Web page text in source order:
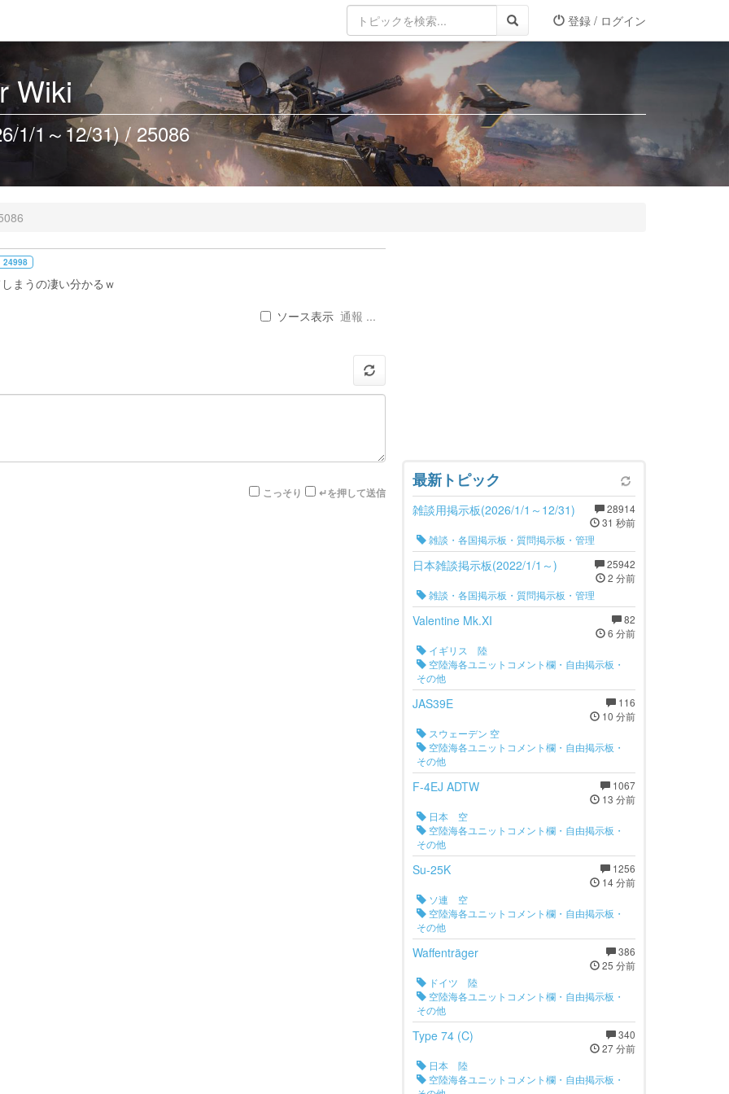
登録 / ログイン
Wiki
1/1～12/31) / 25086
24998
まうの凄い分かるｗ
ソース表示 通報 ...
こっそり ↵を押して送信
最新トピック
28914
31 秒前
雑談用掲示板(2026/1/1～12/31)
雑談・各国掲示板・質問掲示板・管理
25942
2 分前
日本雑談掲示板(2022/1/1～)
雑談・各国掲示板・質問掲示板・管理
82
6 分前
Valentine Mk.XI
イギリス 陸
空陸海各ユニットコメント欄・自由掲示板・
その他
116
10 分前
JAS39E
スウェーデン 空
空陸海各ユニットコメント欄・自由掲示板・
その他
1067
13 分前
F-4EJ ADTW
日本 空
空陸海各ユニットコメント欄・自由掲示板・
その他
1256
14 分前
Su-25K
ソ連 空
空陸海各ユニットコメント欄・自由掲示板・
その他
386
25 分前
Waffenträger
ドイツ 陸
空陸海各ユニットコメント欄・自由掲示板・
その他
340
27 分前
Type 74 (C)
日本 陸
空陸海各ユニットコメント欄・自由掲示板・